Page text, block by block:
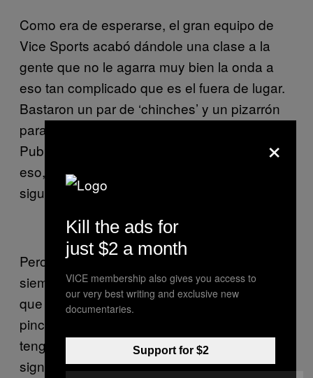
Como era de esperarse, el gran equipo de
Vice Sports acabó dándole una clase a la
gente que no le agarra muy bien la onda a
eso tan complicado que es el fuera de lugar.
Bastaron un par de ‘chinches’ y un pizarrón
para que Luis Arroyo, uno de nuestros
Publishers explicara el offside. Después de
eso, lamentable y tristemente, todos
siguieron sin saber qué mierda era eso.
Pero bueno, al igual que muchas personas,
siempre tendremos al ‘pinche árbitro ratero’
que se jodió a la selección por culpa del
pinche fuera de lugar. Aunque en el fondo, no
tengamos ni la más mínima idea qué
signifique.
×
Kill the ads for
just $2 a month
VICE membership also gives you access to
our very best writing and exclusive new
documentaries.
Support for $2